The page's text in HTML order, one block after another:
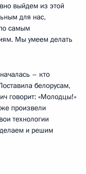
выйдем из этой
для нас,
самым
Мы умеем делать
– кто
белорусам,
говорит: «Молодцы!»
произвели
технологии
и решим